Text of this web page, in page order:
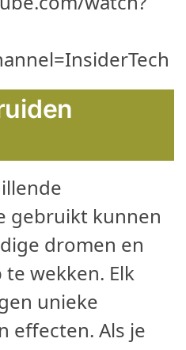
gebruikt kunnen
dromen en
wekken. Elk
unieke
effecten. Als je